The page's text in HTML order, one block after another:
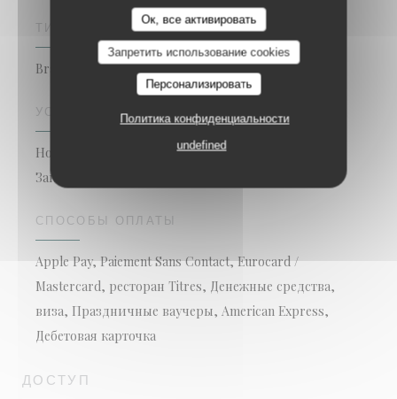
Ок, все активировать
Запретить использование cookies
Персонализировать
Политика конфиденциальности
undefined
ТИП ЗАВЕДЕНИЯ
Brasserie - Restaurant
УСЛУГИ
Номер с кондиционером, Семинары, группы,
Заказать, Частный прокат, терраса, ВАЙ-ФАЙ
СПОСОБЫ ОПЛАТЫ
Apple Pay, Paiement Sans Contact, Eurocard /
Mastercard, ресторан Titres, Денежные средства,
виза, Праздничные ваучеры, American Express,
Дебетовая карточка
ДОСТУП